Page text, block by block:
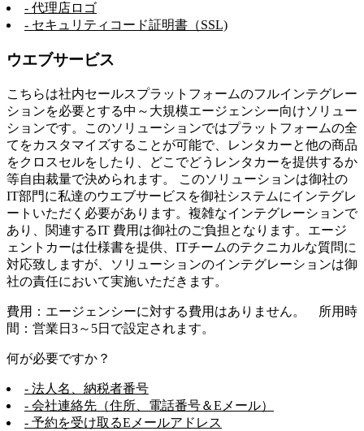
- 代理店ロゴ
- セキュリティコード証明書（SSL)
ウエブサービス
こちらは社内セールスプラットフォームのフルインテグレー
ションを必要とする中～大規模エージェンシー向けソリュー
ションです。このソリューションではプラットフォームの全
てをカスタマイズすることが可能で、レンタカーと他の商品
をクロスセルをしたり、どこでどうレンタカーを提供するか
等自由裁量で決められます。 このソリューションは御社の
IT部門に私達のウエブサービスを御社システムにインテグレ
ートいただく必要があります。複雑なインテグレーションで
あり、関連するIT 費用は御社のご負担となります。エージ
ェントカーは仕様書を提供、ITチームのテクニカルな質問に
対応致しますが、ソリューションのインテグレーションは御
社の責任において実施いただきます。
費用：エージェンシーに対する費用はありません。 所用時
間：営業日3～5日で設定されます。
何が必要ですか？
- 法人名、納税者番号
- 会社連絡先（住所、電話番号＆Eメール）
- 予約を受け取るEメールアドレス